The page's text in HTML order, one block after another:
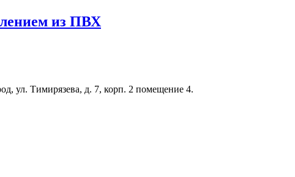
из ПВХ
ул. Тимирязева, д. 7, корп. 2 помещение 4.